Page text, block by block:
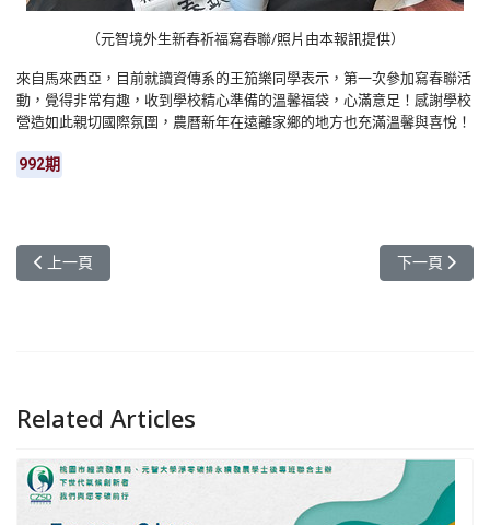
（元智境外生新春祈福寫春聯/照片由本報訊提供）
來自馬來西亞，目前就讀資傳系的王笳樂同學表示，第一次參加寫春聯活
動，覺得非常有趣，收到學校精心準備的溫馨福袋，心滿意足！感謝學校
營造如此親切國際氛圍，農曆新年在遠離家鄉的地方也充滿溫馨與喜悅！
992期
上一篇文章: 元智工程學院舉辦教職同仁期末茶會
上一頁 下一篇文章:
下一頁
Related Articles